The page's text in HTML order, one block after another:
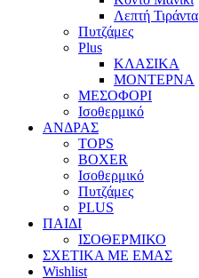
Λεπτή Τιράντα
Πυτζάμες
Plus
ΚΛΑΣΙΚΑ
ΜΟΝΤΕΡΝΑ
ΜΕΣΟΦΟΡΙ
Ισοθερμικό
ΑΝΔΡΑΣ
TOPS
BOXER
Ισοθερμικό
Πυτζάμες
PLUS
ΠΑΙΔΙ
ΙΣΟΘΕΡΜΙΚΟ
ΣΧΕΤΙΚΑ ΜΕ ΕΜΑΣ
Wishlist